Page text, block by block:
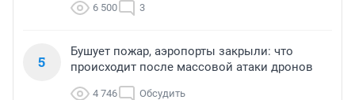
6 500 3
5
Бушует пожар, аэропорты закрыли: что
происходит после массовой атаки дронов
4 746 Обсудить